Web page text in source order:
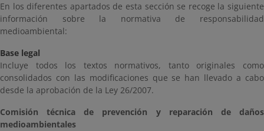
En los diferentes apartados de esta sección se recoge la siguiente
información sobre la normativa de responsabilidad
medioambiental:
Base legal
Incluye todos los textos normativos, tanto originales como
consolidados con las modificaciones que se han llevado a cabo
desde la aprobación de la Ley 26/2007.
Comisión técnica de prevención y reparación de daños
medioambientales